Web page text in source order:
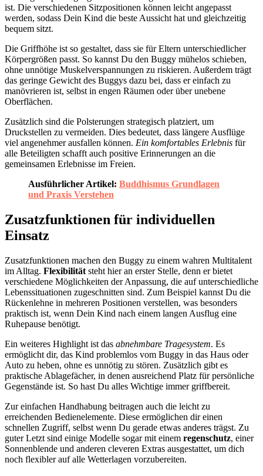
ist. Die verschiedenen Sitzpositionen können leicht angepasst
werden, sodass Dein Kind die beste Aussicht hat und gleichzeitig
bequem sitzt.
Die Griffhöhe ist so gestaltet, dass sie für Eltern unterschiedlicher
Körpergrößen passt. So kannst Du den Buggy mühelos schieben,
ohne unnötige Muskelverspannungen zu riskieren. Außerdem trägt
das geringe Gewicht des Buggys dazu bei, dass er einfach zu
manövrieren ist, selbst in engen Räumen oder über unebene
Oberflächen.
Zusätzlich sind die Polsterungen strategisch platziert, um
Druckstellen zu vermeiden. Dies bedeutet, dass längere Ausflüge
viel angenehmer ausfallen können. Ein komfortables Erlebnis für
alle Beteiligten schafft auch positive Erinnerungen an die
gemeinsamen Erlebnisse im Freien.
Ausführlicher Artikel: Buddhismus Grundlagen
und Praxis Verstehen
Zusatzfunktionen für individuellen
Einsatz
Zusatzfunktionen machen den Buggy zu einem wahren Multitalent
im Alltag. Flexibilität steht hier an erster Stelle, denn er bietet
verschiedene Möglichkeiten der Anpassung, die auf unterschiedliche
Lebenssituationen zugeschnitten sind. Zum Beispiel kannst Du die
Rückenlehne in mehreren Positionen verstellen, was besonders
praktisch ist, wenn Dein Kind nach einem langen Ausflug eine
Ruhepause benötigt.
Ein weiteres Highlight ist das abnehmbare Tragesystem. Es
ermöglicht dir, das Kind problemlos vom Buggy in das Haus oder
Auto zu heben, ohne es unnötig zu stören. Zusätzlich gibt es
praktische Ablagefächer, in denen ausreichend Platz für persönliche
Gegenstände ist. So hast Du alles Wichtige immer griffbereit.
Zur einfachen Handhabung beitragen auch die leicht zu
erreichenden Bedienelemente. Diese ermöglichen dir einen
schnellen Zugriff, selbst wenn Du gerade etwas anderes trägst. Zu
guter Letzt sind einige Modelle sogar mit einem regenschutz, einer
Sonnenblende und anderen cleveren Extras ausgestattet, um dich
noch flexibler auf alle Wetterlagen vorzubereiten.